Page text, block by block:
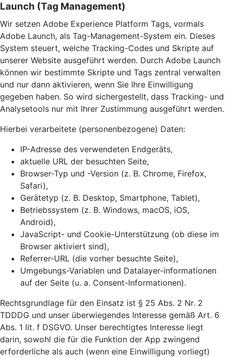
Launch (Tag Management)
Wir setzen Adobe Experience Platform Tags, vormals
Adobe Launch, als Tag-Management-System ein. Dieses
System steuert, welche Tracking-Codes und Skripte auf
unserer Website ausgeführt werden. Durch Adobe Launch
können wir bestimmte Skripte und Tags zentral verwalten
und nur dann aktivieren, wenn Sie Ihre Einwilligung
gegeben haben. So wird sichergestellt, dass Tracking- und
Analysetools nur mit Ihrer Zustimmung ausgeführt werden.
Hierbei verarbeitete (personenbezogene) Daten:
IP-Adresse des verwendeten Endgeräts,
aktuelle URL der besuchten Seite,
Browser-Typ und -Version (z. B. Chrome, Firefox,
Safari),
Gerätetyp (z. B. Desktop, Smartphone, Tablet),
Betriebssystem (z. B. Windows, macOS, iOS,
Android),
JavaScript- und Cookie-Unterstützung (ob diese im
Browser aktiviert sind),
Referrer-URL (die vorher besuchte Seite),
Umgebungs-Variablen und Datalayer-informationen
auf der Seite (u. a. Consent-Informationen).
Rechtsgrundlage für den Einsatz ist § 25 Abs. 2 Nr. 2
TDDDG und unser überwiegendes Interesse gemäß Art. 6
Abs. 1 lit. f DSGVO. Unser berechtigtes Interesse liegt
darin, sowohl die für die Funktion der App zwingend
erforderliche als auch (wenn eine Einwilligung vorliegt)